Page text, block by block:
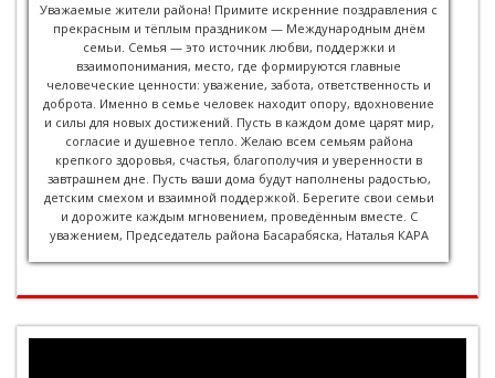
Уважаемые жители района! Примите искренние поздравления с
прекрасным и тёплым праздником — Международным днём
семьи. Семья — это источник любви, поддержки и
взаимопонимания, место, где формируются главные
человеческие ценности: уважение, забота, ответственность и
доброта. Именно в семье человек находит опору, вдохновение
и силы для новых достижений. Пусть в каждом доме царят мир,
согласие и душевное тепло. Желаю всем семьям района
крепкого здоровья, счастья, благополучия и уверенности в
завтрашнем дне. Пусть ваши дома будут наполнены радостью,
детским смехом и взаимной поддержкой. Берегите свои семьи
и дорожите каждым мгновением, проведённым вместе. С
уважением, Председатель района Басарабяска, Наталья КАРА